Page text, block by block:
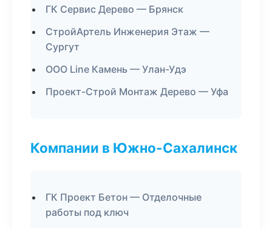
ГК Сервис Дерево — Брянск
СтройАртель Инженерия Этаж —
Сургут
ООО Line Камень — Улан-Удэ
Проект-Строй Монтаж Дерево — Уфа
Компании в Южно-Сахалинск
ГК Проект Бетон — Отделочные
работы под ключ